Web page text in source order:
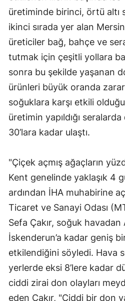
üretiminde birinci, örtü altı
ikinci sırada yer alan
üreticiler bağ, bahçe ve
tutmak için çeşitli yollara
sonra bu şekilde yaşanan
ürünleri büyük oranda zarar
soğuklara karşı etkili
üretimin yapıldığı
30’lara kadar ulaştı.
"Çiçek açmış ağaçların
Kent genelinde yaklaşık 4
ardından İHA muhabirine
Ticaret ve Sanayi Odası
Sefa Çakır, soğuk havadan
İskenderun’a kadar geniş
etkilendiğini söyledi. Hava
yerlerde eksi 8’lere kadar
ciddi zirai don olayları
eden Çakır, "Ciddi bir don